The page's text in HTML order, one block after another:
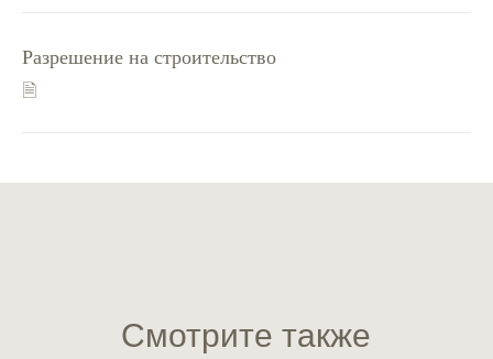
Разрешение на строительство
🗎
Смотрите также